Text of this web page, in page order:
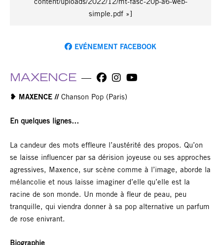
content/uploads/2022/12/mt-fasc-20p-a6-web-
simple.pdf »]
EVÉNEMENT FACEBOOK
MAXENCE
❥︎ MAXENCE// Chanson Pop (Paris)
En quelques lignes…
La candeur des mots effleure l’austérité des propos. Qu’on
se laisse influencer par sa dérision joyeuse ou ses approches
agressives, Maxence, sur scène comme à l’image, aborde la
mélancolie et nous laisse imaginer d’elle qu’elle est la
racine de son monde. Un monde à fleur de peau, peu
tranquille, qui viendra donner à sa pop alternative un parfum
de rose enivrant.